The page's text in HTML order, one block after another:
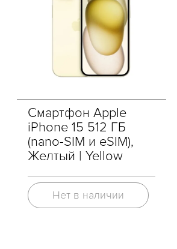
Смартфон Apple
iPhone 15 512 ГБ
(nano-SIM и eSIM),
Желтый | Yellow
Нет в наличии